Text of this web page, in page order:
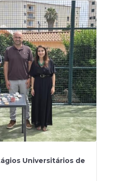
foram dinamizadas
jogos tradicionais e
sendo a grande
ano o "Atelier de Artes"
assim a
e um leque
de experiências. As
Verão no Padel Centro
durante o
sendo que neste
as inscrições já se
esgotadas e
Universitários de